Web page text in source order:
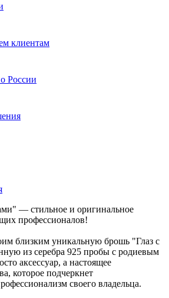
клиентам
России
— стильное и оригинальное
профессионалов!
близким уникальную брошь "Глаз с
из серебра 925 пробы с родиевым
аксессуар, а настоящее
которое подчеркнет
своего владельца.